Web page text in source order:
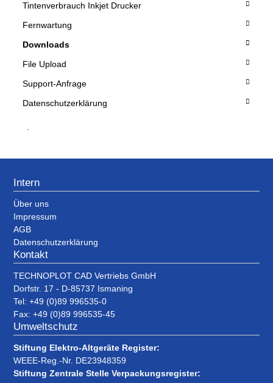
Tintenverbrauch Inkjet Drucker
Fernwartung
Downloads
File Upload
Support-Anfrage
Datenschutzerklärung
.
Intern
Über uns
Impressum
AGB
Datenschutzerklärung
Kontakt
TECHNOPLOT CAD Vertriebs GmbH
Dorfstr. 17 - D-85737 Ismaning
Tel: +49 (0)89 996535-0
Fax: +49 (0)89 996535-45
Umweltschutz
Stiftung Elektro-Altgeräte Register:
WEEE-Reg.-Nr. DE23948359
Stiftung Zentrale Stelle Verpackungsregister: